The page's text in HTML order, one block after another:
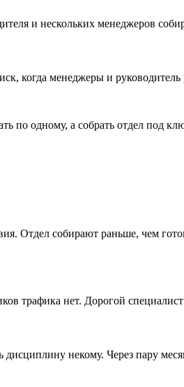
и нескольких менеджеров
когда менеджеры и
по одному, а собрать отдел под
Отдел собирают раньше, чем
трафика нет. Дорогой специалист
некому. Через пару